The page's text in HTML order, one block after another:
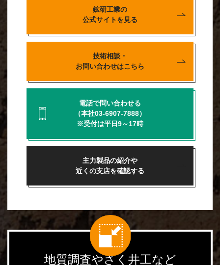
鉱研工業の
公式サイトを見る
技術相談・
お問い合わせはこちら
電話で問い合わせる
（本社03-6907-7888）
※受付は平日9～17時
主力製品の紹介や
近くの支店を確認する
地質調査やさく井工など